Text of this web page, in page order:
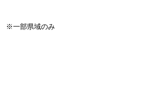
※一部県域のみ